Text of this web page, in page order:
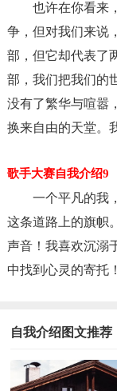
也许在你看来
争，但对我们来说
部，但它却代表了
部，我们把我们的
没有了繁华与喧嚣
换来自由的天堂。
歌手大赛自我介绍9
一个平凡的我
这条道路上的旗帜
声音！我喜欢沉溺
中找到心灵的寄托
自我介绍图文推荐